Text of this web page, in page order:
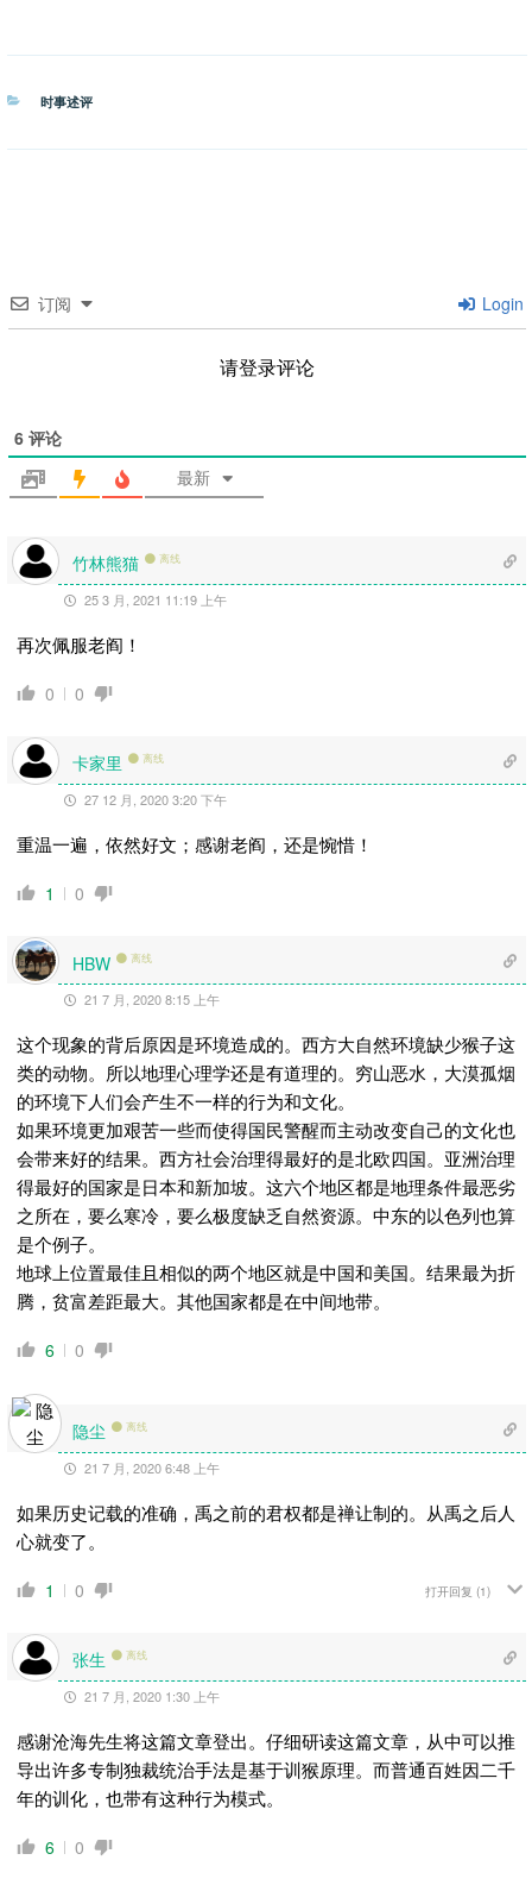
分
时事述评
订阅 Login
请登录评论
6 评论
最新
竹林熊猫 离线
25 3 月, 2021 11:19 上午
再次佩服老阎！
0 0
卡家里 离线
27 12 月, 2020 3:20 下午
重温一遍，依然好文；感谢老阎，还是惋惜！
1 0
HBW 离线
21 7 月, 2020 8:15 上午
这个现象的背后原因是环境造成的。西方大自然环境缺少猴子这
类的动物。所以地理心理学还是有道理的。穷山恶水，大漠孤烟
的环境下人们会产生不一样的行为和文化。
如果环境更加艰苦一些而使得国民警醒而主动改变自己的文化也
会带来好的结果。西方社会治理得最好的是北欧四国。亚洲治理
得最好的国家是日本和新加坡。这六个地区都是地理条件最恶劣
之所在，要么寒冷，要么极度缺乏自然资源。中东的以色列也算
是个例子。
地球上位置最佳且相似的两个地区就是中国和美国。结果最为折
腾，贫富差距最大。其他国家都是在中间地带。
6 0
隐尘 离线
21 7 月, 2020 6:48 上午
如果历史记载的准确，禹之前的君权都是禅让制的。从禹之后人
心就变了。
1 0 打开回复 (1)
张生 离线
21 7 月, 2020 1:30 上午
感谢沧海先生将这篇文章登出。仔细研读这篇文章，从中可以推
导出许多专制独裁统治手法是基于训猴原理。而普通百姓因二千
年的训化，也带有这种行为模式。
6 0